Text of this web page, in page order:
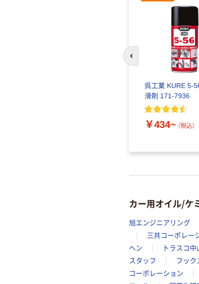
呉工業 KURE 5-
滑剤 171-7936
￥434~ （税込）
前のスライドへ
カー用オイル/ケ
旭エンジニアリング
三共コーポレー
ヘン
トラスコ中
スタッフ
フック
コーポレーション